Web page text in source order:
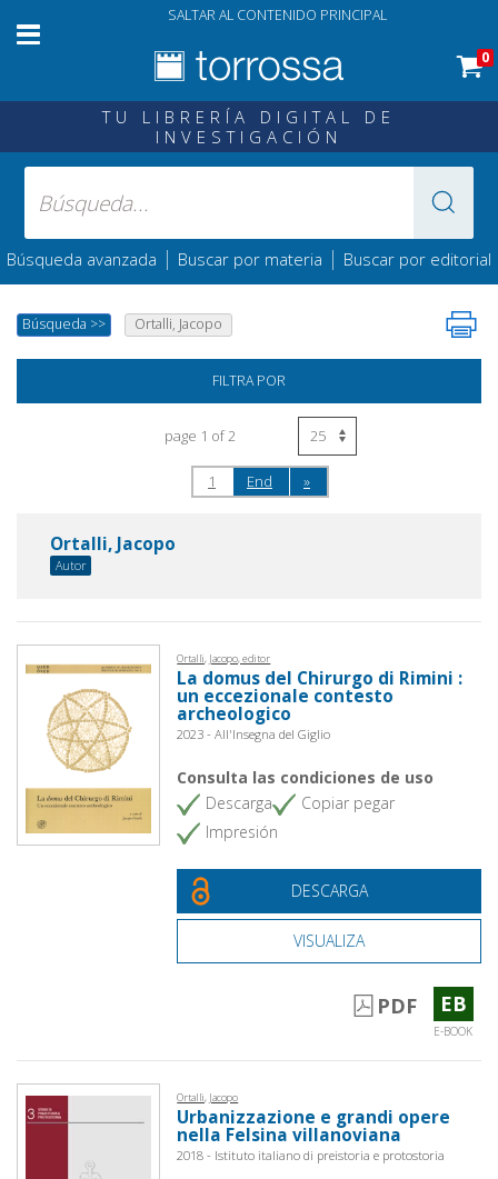
SALTAR AL CONTENIDO PRINCIPAL
0
TU LIBRERÍA DIGITAL DE
INVESTIGACIÓN
Búsqueda avanzada | Buscar por materia | Buscar por editorial
Búsqueda >> Ortalli, Jacopo
FILTRA POR
page 1 of 2
1 End »
Ortalli, Jacopo
Autor
Ortalli, Jacopo, editor
La domus del Chirurgo di Rimini :
un eccezionale contesto
archeologico
2023 - All'Insegna del Giglio
Consulta las condiciones de uso
Descarga
Copiar pegar
Impresión
DESCARGA
VISUALIZA
PDF EB
E-BOOK
Ortalli, Jacopo
Urbanizzazione e grandi opere
nella Felsina villanoviana
2018 - Istituto italiano di preistoria e protostoria